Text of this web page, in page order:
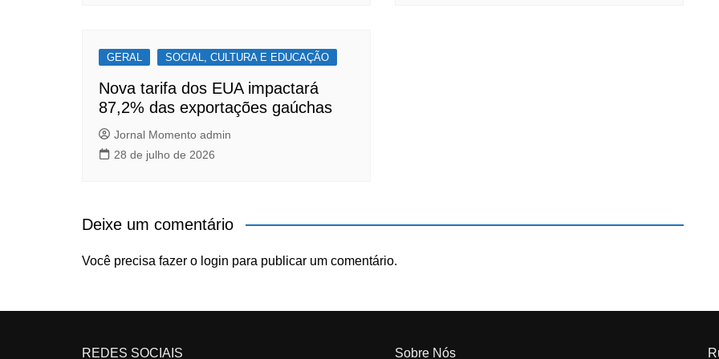
GERAL SOCIAL, CULTURA E EDUCAÇÃO
Nova tarifa dos EUA impactará
87,2% das exportações gaúchas
Jornal Momento admin
28 de julho de 2026
Deixe um comentário
Você precisa fazer o login para publicar um comentário.
REDES SOCIAIS Sobre Nós